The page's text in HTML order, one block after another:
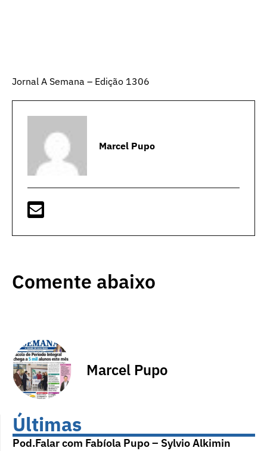
Jornal A Semana – Edição 1306
Marcel Pupo
Comente abaixo
Marcel Pupo
Últimas
Pod.Falar com Fabíola Pupo – Sylvio Alkimin